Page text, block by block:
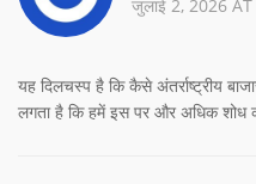
जुलाई 2, 2026
यह दिलचस्प है कि कैसे अंतर्राष्ट्रीय
लगता है कि हमें इस पर और अधिक शोध